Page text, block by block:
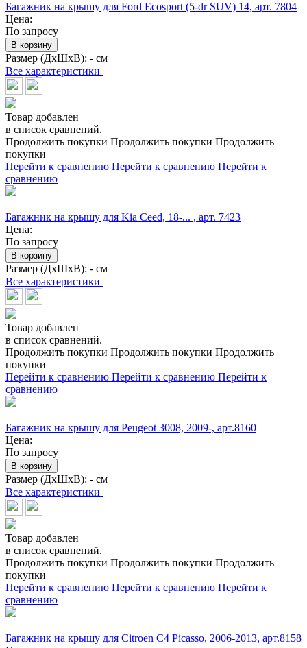
Багажник на крышу для Ford Ecosport (5-dr SUV) 14, арт. 7804
Цена:
По запросу
В корзину
Размер (ДхШхВ): - см
Все характеристики
Товар добавлен
в список сравнений.
Продолжить покупки Продолжить покупки Продолжить
покупки
Перейти к сравнению Перейти к сравнению Перейти к
сравнению
Багажник на крышу для Kia Ceed, 18-... , арт. 7423
Цена:
По запросу
В корзину
Размер (ДхШхВ): - см
Все характеристики
Товар добавлен
в список сравнений.
Продолжить покупки Продолжить покупки Продолжить
покупки
Перейти к сравнению Перейти к сравнению Перейти к
сравнению
Багажник на крышу для Peugeot 3008, 2009-, арт.8160
Цена:
По запросу
В корзину
Размер (ДхШхВ): - см
Все характеристики
Товар добавлен
в список сравнений.
Продолжить покупки Продолжить покупки Продолжить
покупки
Перейти к сравнению Перейти к сравнению Перейти к
сравнению
Багажник на крышу для Citroen C4 Picasso, 2006-2013, арт.8158